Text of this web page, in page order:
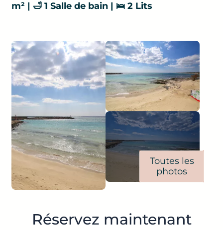
m² | 🛁 1 Salle de bain | 🛌 2 Lits
Toutes les
photos
Réservez maintenant